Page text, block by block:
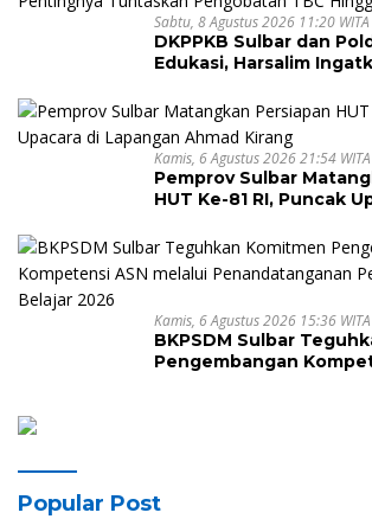
Sabtu, 8 Agustus 2026 11:20 WITA
DKPPKB Sulbar dan
Edukasi, Harsalim
Sembuh
Kamis, 6 Agustus 2026 21:54 WITA
Pemprov Sulbar
HUT Ke-81 RI, Puncak
Kamis, 6 Agustus 2026 15:36 WITA
BKPSDM Sulbar
Pengembangan
Popular Post